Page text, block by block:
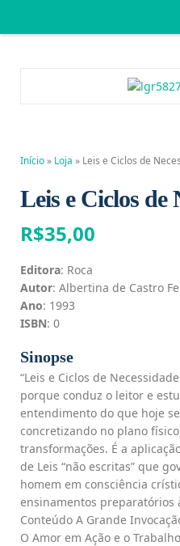
Início» Loja » Leis e Ciclos de
Leis e Ciclos de
R$35,00
Editora: Roca
Autor: Albertina de Castro
Ano: 1993
ISBN: 0
Sinopse
“Leis e Ciclos de
porque conduz o leitor e
entendimento do que hoje
concretizando no plano
transformações. É a
de Leis “não escritas” que
homem em consciência
ensinamentos preparatórios
Conteúdo A Grande
O Amor em Ação e o